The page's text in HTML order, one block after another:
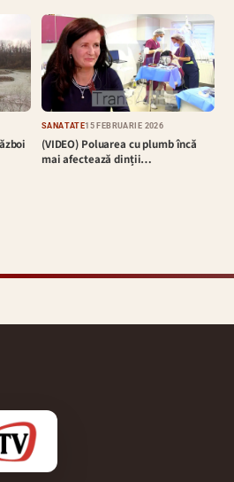
SĂNĂTATE15 FEBRUARIE 2026
(VIDEO) Poluarea cu plumb încă
mai afectează dinții…